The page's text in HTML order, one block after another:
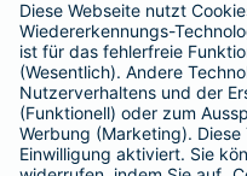
Kranken-